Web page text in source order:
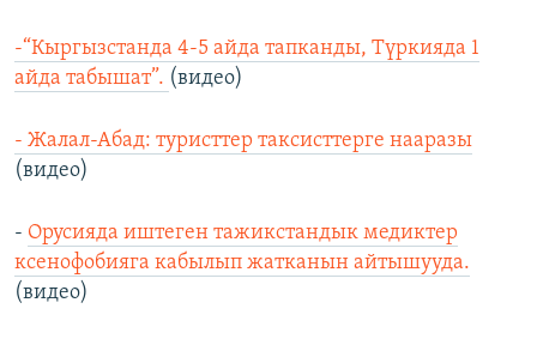
-“Кыргызстанда 4-5 айда тапканды, Түркияда 1
айда табышат”. (видео)
- Жалал-Абад: туристтер таксисттерге нааразы
(видео)
- Орусияда иштеген тажикстандык медиктер
ксенофобияга кабылып жатканын айтышууда.
(видео)